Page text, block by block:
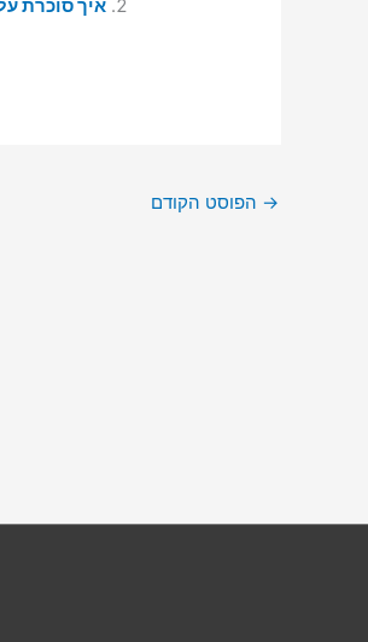
איך סוכרת
→ הפוסט הקודם